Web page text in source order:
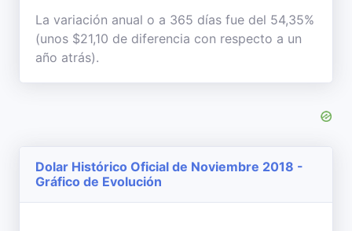
La variación anual o a 365 días fue del 54,35%
(unos $21,10 de diferencia con respecto a un
año atrás).
Dolar Histórico Oficial de Noviembre 2018 -
Gráfico de Evolución